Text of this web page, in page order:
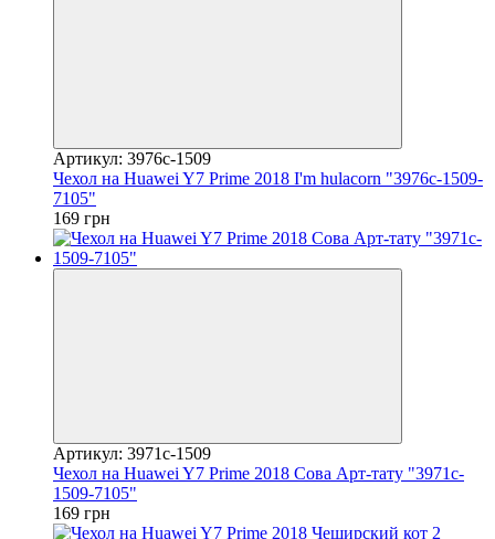
Артикул: 3976c-1509
Чехол на Huawei Y7 Prime 2018 I'm hulacorn "3976c-1509-
7105"
169 грн
Артикул: 3971c-1509
Чехол на Huawei Y7 Prime 2018 Сова Арт-тату "3971c-
1509-7105"
169 грн